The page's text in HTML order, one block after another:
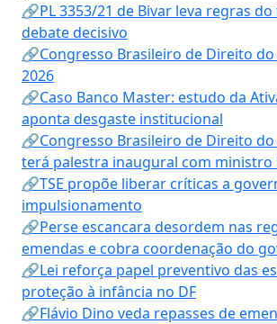
🔗PL 3353/21 de Bivar leva regras
debate decisivo
🔗Congresso Brasileiro de Direito
2026
🔗Caso Banco Master: estudo da
aponta desgaste institucional
🔗Congresso Brasileiro de Direito
terá palestra inaugural com ministro
🔗TSE propõe liberar críticas a
impulsionamento
🔗Perse escancara desordem nas
emendas e cobra coordenação do
🔗Lei reforça papel preventivo das
proteção à infância no DF
🔗Flávio Dino veda repasses de